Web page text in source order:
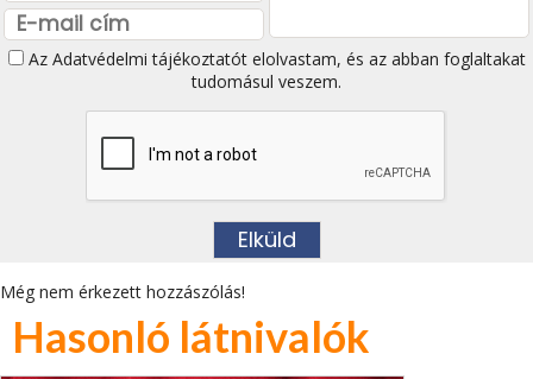
Az Adatvédelmi tájékoztatótelolvastam, és az abban foglaltakat
tudomásul veszem.
Még nem érkezett hozzászólás!
Hasonló látnivalók